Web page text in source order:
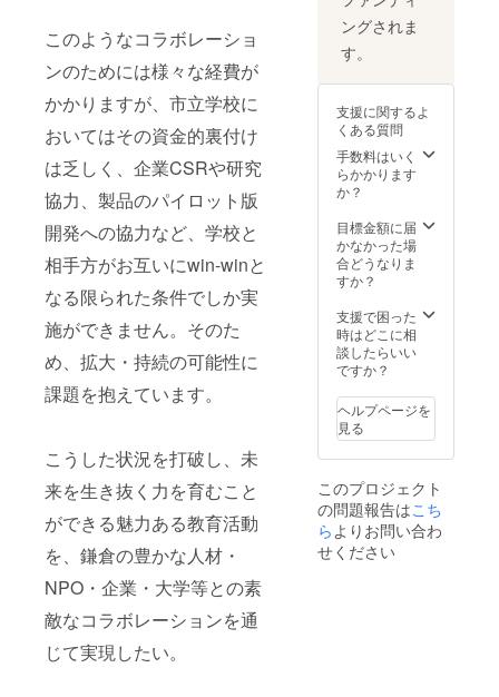
このようなコラボレーショ
ンのためには様々な経費が
かかりますが、市立学校に
おいてはその資金的裏付け
は乏しく、企業CSRや研究
協力、製品のパイロット版
開発への協力など、学校と
相手方がお互いにwin-winと
なる限られた条件でしか実
施ができません。そのた
め、拡大・持続の可能性に
課題を抱えています。
こうした状況を打破し、未
来を生き抜く力を育むこと
ができる魅力ある教育活動
を、鎌倉の豊かな人材・
NPO・企業・大学等との素
敵なコラボレーションを通
じて実現したい。
ングされま
す。
支援に関するよ
くある質問
手数料はいく
らかかります
か？
目標金額に届
かなかった場
合どうなりま
すか？
支援で困った
時はどこに相
談したらいい
ですか？
ヘルプページを
見る
このプロジェクト
の問題報告はこち
らよりお問い合わ
せください